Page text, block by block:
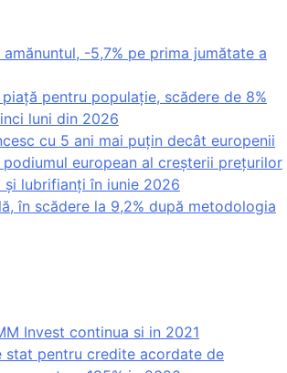
-5,7% pe prima jumătate a
pentru populație, scădere de 8%
luni din 2026
cu 5 ani mai puțin decât europenii
podiumul european al creșterii prețurilor
și lubrifianți în iunie 2026
în scădere la 9,2% după metodologia
Invest continua si in 2021
stat pentru credite acordate de